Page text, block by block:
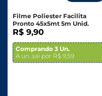
Filme Poliester Facilita
Pronto 45x5mt 5m Unid.
R$ 9,90
Comprando 3 Un.
A un. sai por R$ 9,59